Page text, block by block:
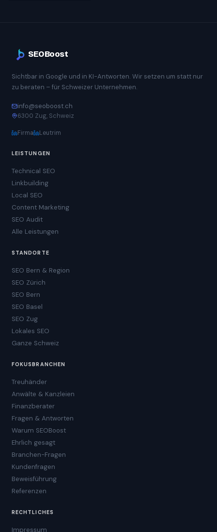
SEOBoost
Sichtbar in Google und in KI-Antworten. Wir setzen um statt nur
zu beraten – für Schweizer Unternehmen.
info@seoboost.ch
6300 Zug, Schweiz
Firma Leutrim
LEISTUNGEN
Technical SEO
Linkbuilding
Local SEO
Content Marketing
SEO Audit
Alle Leistungen
STANDORTE
SEO Bern & Region
SEO Zürich
SEO Bern
SEO Basel
SEO Zug
Lokales SEO
Ganze Schweiz
FOKUSBRANCHEN
Treuhänder
Anwälte & Kanzleien
Finanzberater
Fragen & Antworten
Warum SEOBoost
Ehrlich gesagt
Branchen-Fragen
Kundenfragen
Beweisführung
Referenzen
RECHTLICHES
Impressum